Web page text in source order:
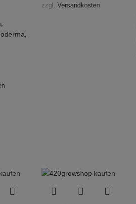
zzgl. Versandkosten